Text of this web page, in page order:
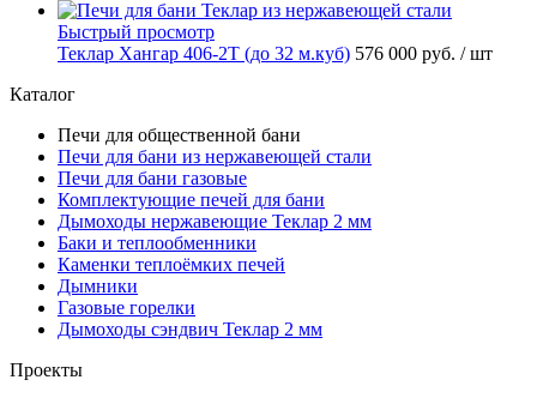
Быстрый просмотр
Теклар Хангар 406-2Т (до 32 м.куб) 576 000 руб. / шт
Каталог
Печи для общественной бани
Печи для бани из нержавеющей стали
Печи для бани газовые
Комплектующие печей для бани
Дымоходы нержавеющие Теклар 2 мм
Баки и теплообменники
Каменки теплоёмких печей
Дымники
Газовые горелки
Дымоходы сэндвич Теклар 2 мм
Проекты